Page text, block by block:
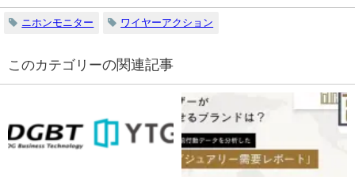
ニホンモニター ワイヤーアクション
の関連記事